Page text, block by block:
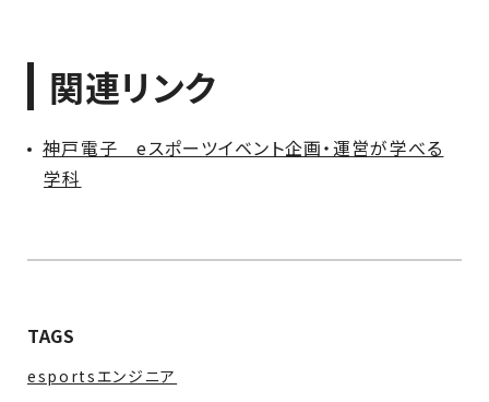
関連リンク
神戸電子 eスポーツイベント企画・運営が学べる
学科
TAGS
esportsエンジニア